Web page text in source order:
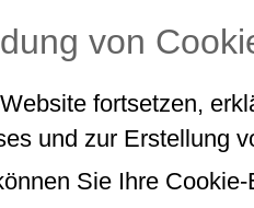
von
fortsetzen,
und zur Erstellung
Sie Ihre